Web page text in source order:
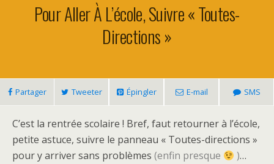
Pour Aller À L’école, Suivre « Toutes-
Directions »
Partager Tweeter Épingler E-mail SMS
C’est la rentrée scolaire ! Bref, faut retourner à l’école,
petite astuce, suivre le panneau « Toutes-directions »
pour y arriver sans problèmes (enfin presque )…